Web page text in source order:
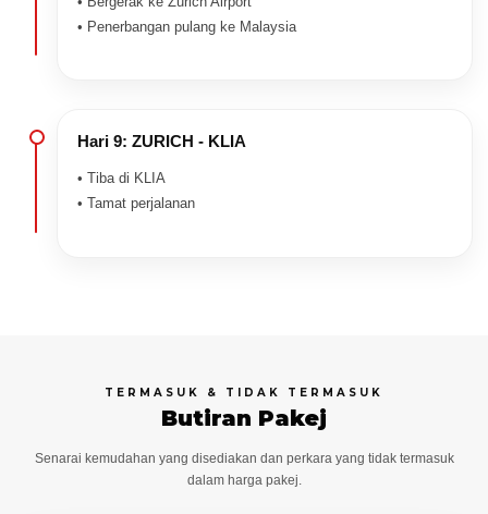
• Penerbangan pulang ke Malaysia
Hari 9: ZURICH - KLIA
• Tiba di KLIA
• Tamat perjalanan
TERMASUK & TIDAK TERMASUK
Butiran Pakej
Senarai kemudahan yang disediakan dan perkara yang tidak termasuk
dalam harga pakej.